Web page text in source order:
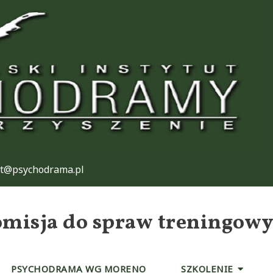
do spraw
PSYCHODRAMA WG MORENO SZKOLENIE